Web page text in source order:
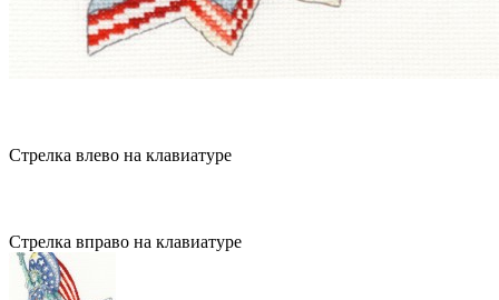
Стрелка влево на клавиатуре
Стрелка вправо на клавиатуре